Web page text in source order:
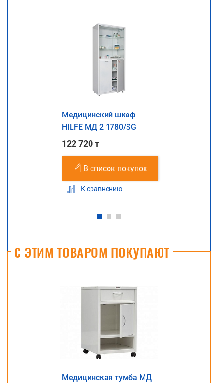
Медицинский шкаф
HILFE МД 2 1780/SG
122 720 т
В список покупок
К сравнению
С ЭТИМ ТОВАРОМ ПОКУПАЮТ
Медицинская тумба МД